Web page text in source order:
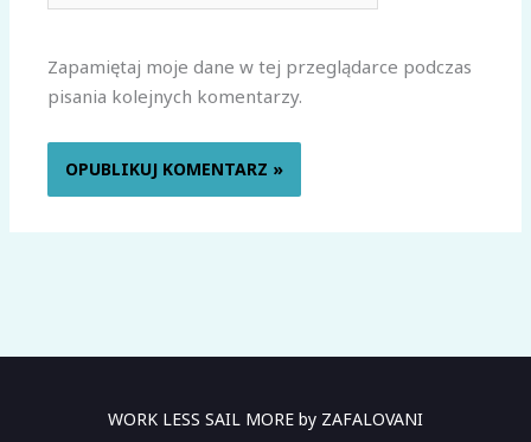
Zapamiętaj moje dane w tej przeglądarce podczas
pisania kolejnych komentarzy.
WORK LESS SAIL MORE by ZAFALOVANI